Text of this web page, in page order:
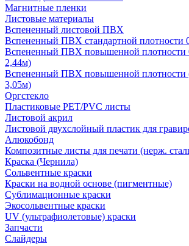
Магнитные пленки
Листовые материалы
Вспененный листовой ПВХ
Вспененный ПВХ стандартной плотности
Вспененный ПВХ повышенной плотности
2,44м)
Вспененный ПВХ повышенной плотности
3,05м)
Оргстекло
Пластиковые PET/PVC листы
Листовой акрил
Листовой двухслойный пластик для
Алюкобонд
Композитные листы для печати (нерж.
Краска (Чернила)
Сольвентные краски
Краски на водной основе (пигментные)
Сублимационные краски
Экосольвентные краски
UV (ультрафиолетовые) краски
Запчасти
Слайдеры